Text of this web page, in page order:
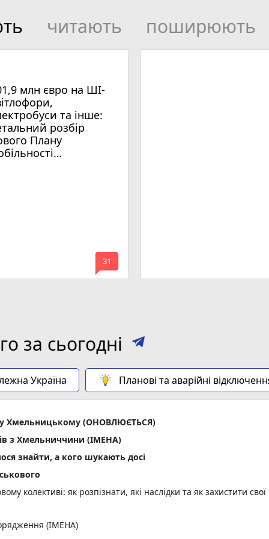
читають поширюють
млн євро на ШІ-
та інше:
розбір
Плану
mode_comment
31
за сьогодні
Україна Планові та аварійні
у Хмельницькому (ОНОВЛЮЄТЬСЯ)
з Хмельниччини (ІМЕНА)
знайти, а кого шукають досі
колективі: як розпізнати, які наслідки та як захистити свої
(ІМЕНА)